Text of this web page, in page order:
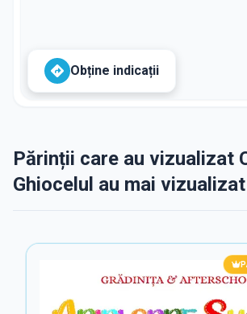
Obține indicații
Părinții care au vizualizat
Ghiocelul au mai